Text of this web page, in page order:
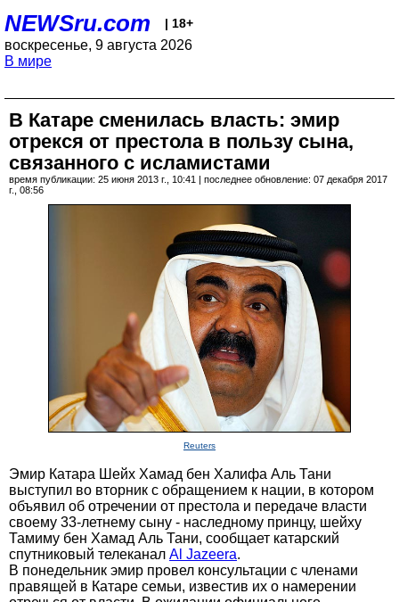
NEWSru.com | 18+
воскресенье, 9 августа 2026
В мире
В Катаре сменилась власть: эмир
отрекся от престола в пользу сына,
связанного с исламистами
время публикации: 25 июня 2013 г., 10:41 | последнее обновление: 07 декабря 2017
г., 08:56
Reuters
Эмир Катара Шейх Хамад бен Халифа Аль Тани
выступил во вторник с обращением к нации, в котором
объявил об отречении от престола и передаче власти
своему 33-летнему сыну - наследному принцу, шейху
Тамиму бен Хамад Аль Тани, сообщает катарский
спутниковый телеканал Al Jazeera.
В понедельник эмир провел консультации с членами
правящей в Катаре семьи, известив их о намерении